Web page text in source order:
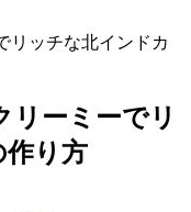
リーミーでリ
作り方